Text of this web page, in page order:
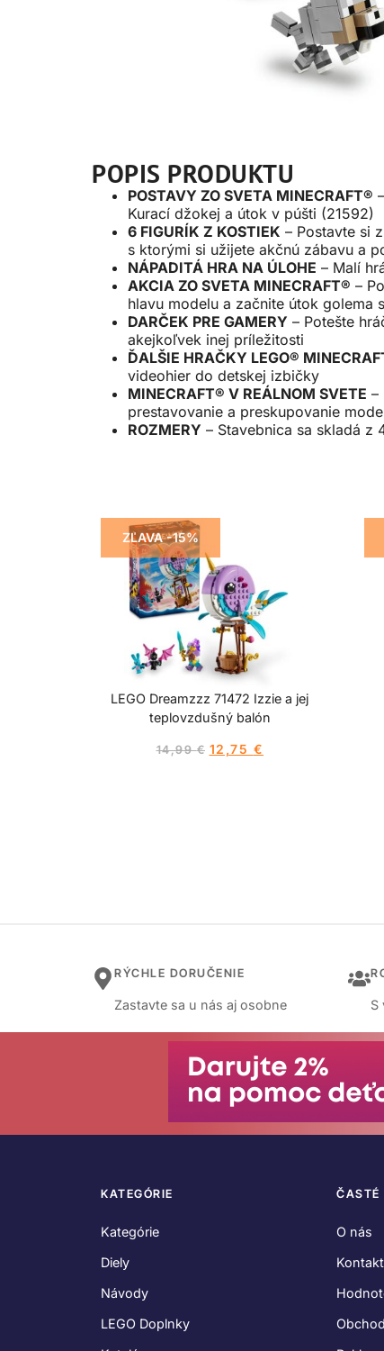
POPIS PRODUKTU
POSTAVY ZO SVETA MINECRAFT®
Kurací džokej a útok v púšti (21592)
6 FIGURÍK Z KOSTIEK – Postavte si
s ktorými si užijete akčnú zábavu a
NÁPADITÁ HRA NA ÚLOHE – Malí
AKCIA ZO SVETA MINECRAFT® –
hlavu modelu a začnite útok golema
DARČEK PRE GAMERY – Potešte
akejkoľvek inej príležitosti
ĎALŠIE HRAČKY LEGO®
videohier do detskej izbičky
MINECRAFT® V REÁLNOM SVETE –
prestavovanie a preskupovanie
ROZMERY – Stavebnica sa skladá z
ZĽAVA -15%
LEGO Dreamzzz 71472 Izzie a jej
teplovzdušný balón
14,99€ 12,75 €
RÝCHLE DORUČENIE
Zastavte sa u nás aj osobne S
KATEGÓRIE
Kategórie
Diely
Návody
LEGO Doplnky
ČASTÉ
O nás
Kontakt